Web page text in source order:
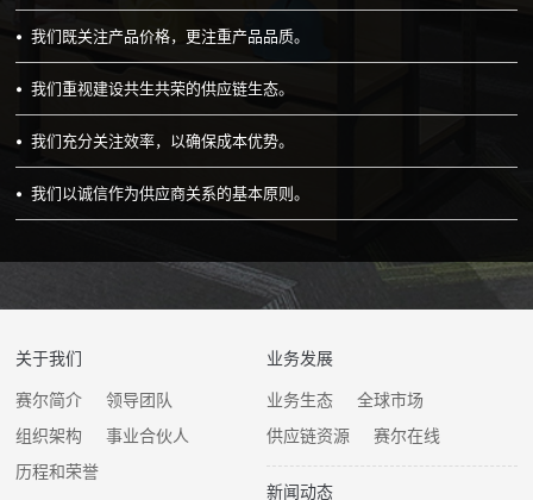
我们既关注产品价格，更注重产品品质。
我们重视建设共生共荣的供应链生态。
我们充分关注效率，以确保成本优势。
我们以诚信作为供应商关系的基本原则。
关于我们
赛尔简介
领导团队
组织架构
事业合伙人
历程和荣誉
业务发展
业务生态
全球市场
供应链资源
赛尔在线
新闻动态